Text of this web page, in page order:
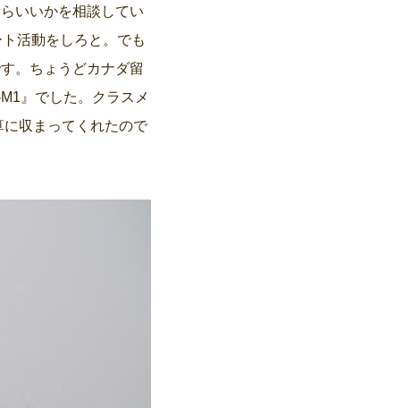
いいかを相談してい
活動をしろと。でも
。ちょうどカナダ留
』でした。クラスメ
収まってくれたので